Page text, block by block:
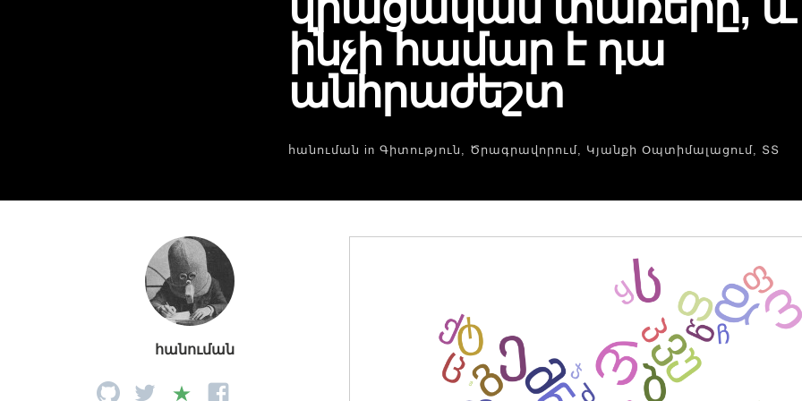
ինչի համար է դա
անհրաժեշտ
հանուման in Գիտություն , Ծրագրավորում, Կյանքի Օպտիմալացում, ՏՏ
հանուման